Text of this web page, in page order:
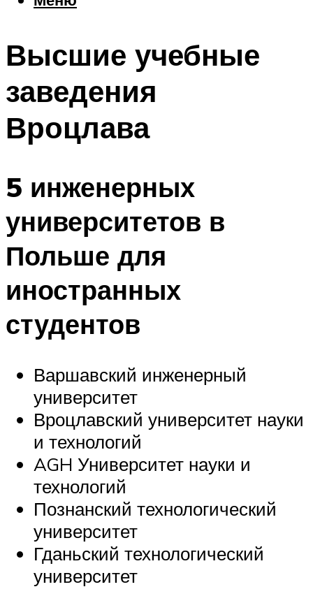
Шоппинг
Меню
Высшие учебные
заведения
Вроцлава
5 инженерных
университетов в
Польше для
иностранных
студентов
Варшавский инженерный
университет
Вроцлавский университет науки
и технологий
AGH Университет науки и
технологий
Познанский технологический
университет
Гданьский технологический
университет